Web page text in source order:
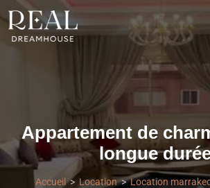
Appartement de
longue
Accueil Location Location